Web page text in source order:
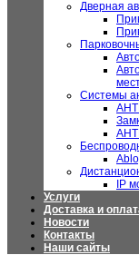
Дверная
Системы
IP
Услуги
Доставка и
Новости
Контакты
Наши сайты